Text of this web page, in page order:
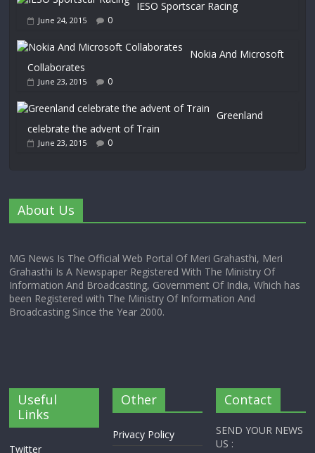
IESO Sportscar Racing
June 24, 2015 0
Nokia And Microsoft
Collaborates
June 23, 2015 0
Greenland
celebrate the advent of Train
June 23, 2015 0
About Us
MG News Is The Official Web Portal Of Meri Grahasthi, Meri
Grahasthi Is A Newspaper Registered With The Ministry Of
Information And Broadcasting, Government Of India, Which has
been Registered with The Ministry Of Information And
Broadcasting Since the Year 2000.
Useful
Links
Twitter
Other
Privacy Policy
Contact
SEND YOUR NEWS
US :